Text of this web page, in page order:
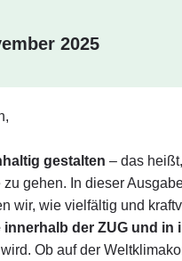
2025
gestalten – das
gehen. In dieser
wir, wie vielfältig und
der ZUG und in
Ob auf der